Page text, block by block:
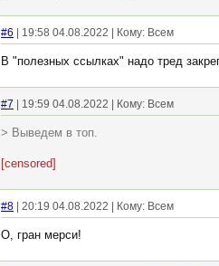
#6 | 19:58 04.08.2022 | Кому: Всем
В "полезных ссылках" надо тред
#7 | 19:59 04.08.2022 | Кому: Всем
> Выведем в топ.
[censored]
#8 | 20:19 04.08.2022 | Кому: Всем
О, гран мерси!